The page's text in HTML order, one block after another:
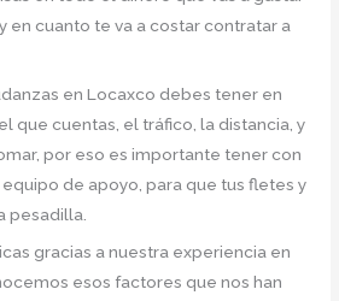
en cuanto te va a costar contratar a
en Locaxco debes tener en
que cuentas, el tráfico, la distancia, y
por eso es importante tener con
de apoyo, para que tus fletes y
pesadilla.
gracias a nuestra experiencia en
esos factores que nos han